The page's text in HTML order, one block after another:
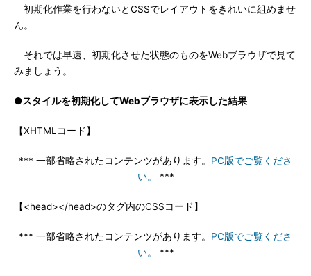
初期化作業を行わないとCSSでレイアウトをきれいに組めませ
ん。
それでは早速、初期化させた状態のものをWebブラウザで見て
みましょう。
●スタイルを初期化してWebブラウザに表示した結果
【XHTMLコード】
*** 一部省略されたコンテンツがあります。 PC版でご覧くださ
い。
***
【<head></head>のタグ内のCSSコード】
*** 一部省略されたコンテンツがあります。 PC版でご覧くださ
い。
***